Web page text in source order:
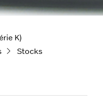
K)
Stocks